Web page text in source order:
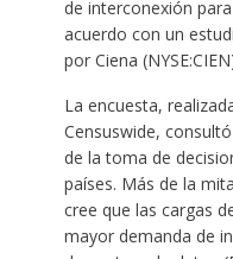
de interconexión
acuerdo con un
por Ciena
La encuesta,
Censuswide,
de la toma de
países. Más de la
cree que las cargas
mayor demanda de